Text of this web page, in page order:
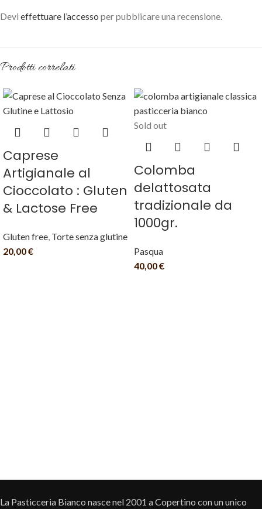
Devi effettuare l’accesso per pubblicare una recensione.
Prodotti correlati
Caprese
Artigianale al
Cioccolato : Gluten
& Lactose Free
Gluten free Torte senza glutine
20,00€
Sold out
Colomba
delattosata
tradizionale da
1000gr.
Pasqua
40,00€
La Pasticceria Bianco nasce nel 2001 a Copertino con un unico